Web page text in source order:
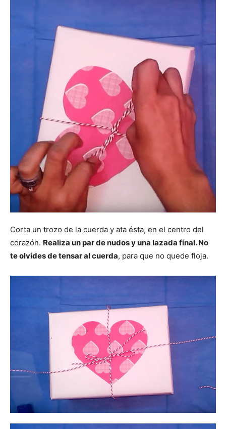
Corta un trozo de la cuerda y ata ésta, en el centro del
corazón. Realiza un par de nudos y una lazada final. No
te olvides de tensar al cuerda, para que no quede floja.